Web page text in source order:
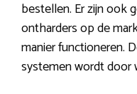
bestellen. Er zijn ook
ontharders op de
manier functioneren.
systemen wordt door